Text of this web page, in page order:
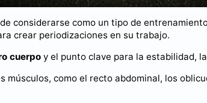
considerarse como un tipo de
crear periodizaciones en su trabajo.
cuerpo y el punto clave para la estabilidad,
músculos, como el recto abdominal, los